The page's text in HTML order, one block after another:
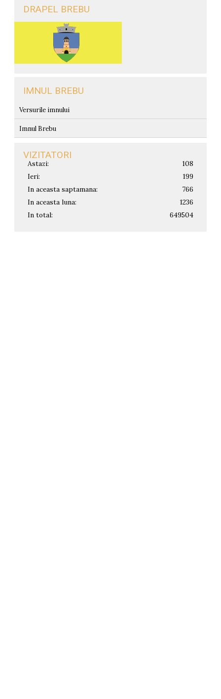
DRAPEL BREBU
IMNUL BREBU
Versurile imnului
Imnul Brebu
VIZITATORI
Astazi:
108
Ieri:
199
In aceasta saptamana:
766
In aceasta luna:
1236
In total:
649504